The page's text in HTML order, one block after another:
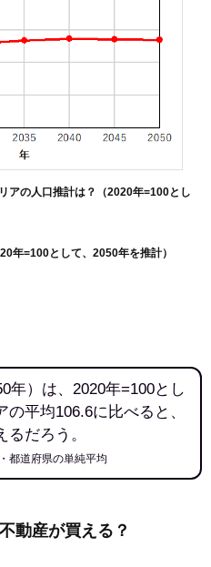
アの人口推計は？（2020年=100とし
年=100として、2050年を推計）
）は、2020年=100とし
の平均106.6に比べると、
だろう。
都道府県の単純平均
動産が買える？